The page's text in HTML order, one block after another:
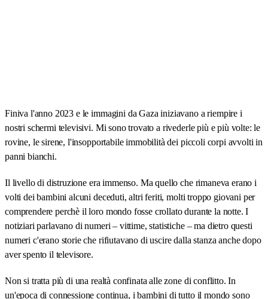
Finiva l'anno 2023 e le immagini da Gaza iniziavano a riempire i
nostri schermi televisivi. Mi sono trovato a rivederle più e più volte: le
rovine, le sirene, l'insopportabile immobilità dei piccoli corpi avvolti in
panni bianchi.
Il livello di distruzione era immenso. Ma quello che rimaneva erano i
volti dei bambini alcuni deceduti, altri feriti, molti troppo giovani per
comprendere perchè il loro mondo fosse crollato durante la notte. I
notiziari parlavano di numeri – vittime, statistiche – ma dietro questi
numeri c'erano storie che rifiutavano di uscire dalla stanza anche dopo
aver spento il televisore.
Non si tratta più di una realtà confinata alle zone di conflitto. In
un'epoca di connessione continua, i bambini di tutto il mondo sono